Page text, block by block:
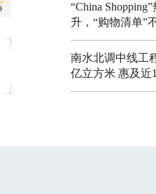
“China
升，“购物清单”
南水北调中线工
亿立方米 惠及近